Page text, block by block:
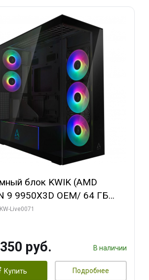
блок KWIK (AMD
9 9950X3D OEM/ 64 ГБ
RTX5080 GAMINGPRO
Live0071
руб. В наличии
Купить Подробнее